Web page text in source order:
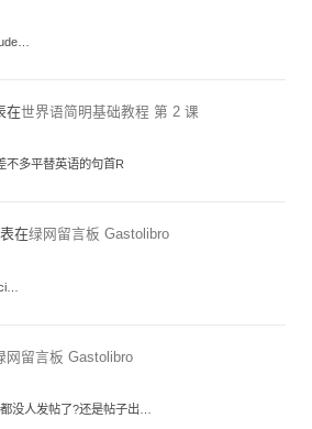
在世界语简明基础教程 第 2 课
不多平替英语的句首R
在绿网留言板 Gastolibro
网留言板 Gastolibro
没人发帖了?还是帖子出…